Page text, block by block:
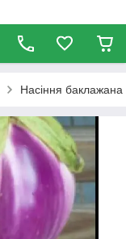
Насіння баклажана